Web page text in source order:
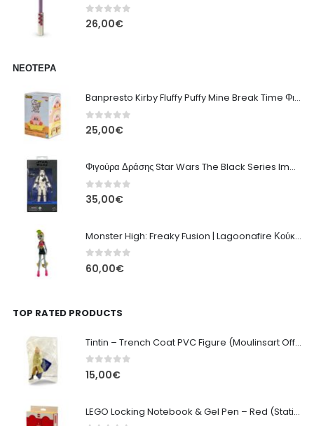
0out of 5
26,00€
ΝΕΌΤΕΡΑ
Banpresto Kirby Fluffy Puffy Mine Break Time Φιγούρα – Α' Έκδοση
0out of 5
25,00€
Φιγούρα Δράσης Star Wars The Black Series Imperial Remnant Stormtrooper #05
0out of 5
35,00€
Monster High: Freaky Fusion | Lagoonafire Κούκλα Mattel 2013 - 28εκ
0 out of 5
60,00€
TOP RATED PRODUCTS
Tintin – Trench Coat PVC Figure (Moulinsart Official) – 8,5cm
0out of 5
15,00€
LEGO Locking Notebook & Gel Pen – Red (Stationery Set)